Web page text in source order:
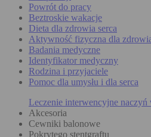
Powrót do pracy
Beztroskie wakacje
Dieta dla zdrowia serca
Aktywność fizyczna dla
Badania medyczne
Identyfikator medyczny
Rodzina i przyjaciele
Pomoc dla umysłu i dla serca
Leczenie interwencyjne
Akcesoria
Cewniki balonowe
Pokrytego stentgraftu